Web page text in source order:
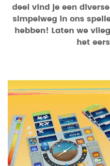
deel vind je een
simpelweg in ons
hebben! Laten we
het